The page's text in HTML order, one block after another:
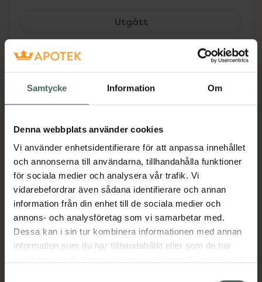
Samtycke Information Om
Denna webbplats använder cookies
Vi använder enhetsidentifierare för att anpassa innehållet
och annonserna till användarna, tillhandahålla funktioner
för sociala medier och analysera vår trafik. Vi
vidarebefordrar även sådana identifierare och annan
information från din enhet till de sociala medier och
annons- och analysföretag som vi samarbetar med.
Dessa kan i sin tur kombinera informationen med annan
information som du har tillhandahållit eller som de har
UtgåttPari SmartMask, 531.88
Utgått ur sortimentet. Varan kan fortfarande
finnas i lager hos något av våra fysiska
Kronans Apotek.
Beskrivning Dölj
Jämförpris 531,88 kr
st
EAN:04260020430133
Kategorier: